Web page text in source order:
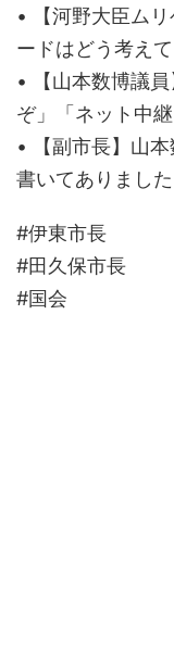
• 【河野大臣ム
ードはどう考え
• 【山本数博議
ぞ」「ネット中
• 【副市長】山
書いてありまし
#伊東市長
#田久保市長
#国会